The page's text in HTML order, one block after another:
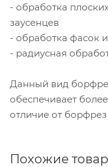
- обработка
заусенцев
- обработка фасок
- радиусная
Данный вид
обеспечивает
отличие от
Похожие